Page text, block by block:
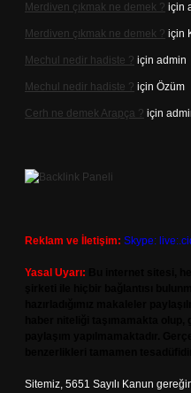
Merdiven çıkmak ne demek ? için
Merdiven çıkmak ne demek ? için
Mechul nedir hadiste ? için admin
Mechul nedir hadiste ? için Özüm
Cerh ne demek Arapça ? için
Reklam ve İletişim: Skype:
Yasal Uyarı:
Sitemiz, 5651 Sayılı Kanun